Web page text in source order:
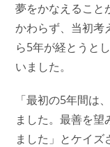
夢をかなえること
かわらず、当初考
ら5年が経とうと
いました。
「最初の5年間は
ました。最善を
ました」とケイズ